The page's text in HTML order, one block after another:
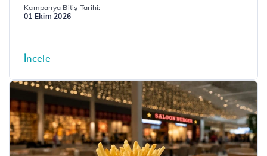
Kampanya Bitiş Tarihi:
01 Ekim 2026
İncele